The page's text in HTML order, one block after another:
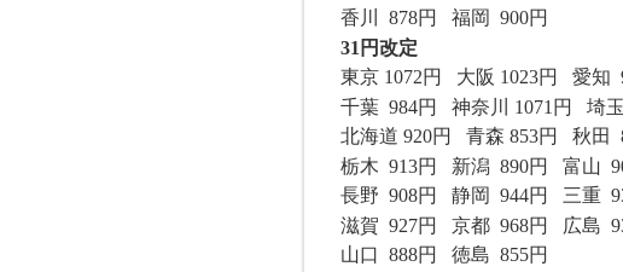
香川
878円 福岡 900円
31 円改定
東京 1072円 大阪 1023円 愛知
千葉 984円 神奈川 1071 円 埼玉
北海道 920円 青森 853円 秋田
栃木 913円 新潟 890円 富山
長野 908円 静岡 944円 三重
滋賀 927円 京都 968円 広島
山口 888円 徳島 855円